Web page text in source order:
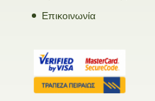
Επικοινωνία